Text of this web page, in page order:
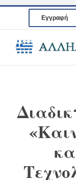
content
Εγγραφή